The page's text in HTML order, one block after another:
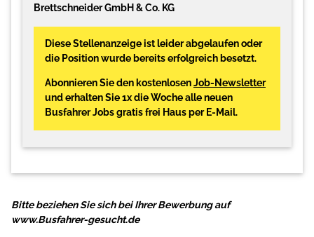
Brettschneider GmbH & Co. KG
Diese Stellenanzeige ist leider abgelaufen oder
die Position wurde bereits erfolgreich besetzt.
Abonnieren Sie den kostenlosenJob-Newsletter
und erhalten Sie 1x die Woche alle neuen
Busfahrer Jobs gratis frei Haus per E-Mail.
Bitte beziehen Sie sich bei Ihrer Bewerbung auf
www.Busfahrer-gesucht.de